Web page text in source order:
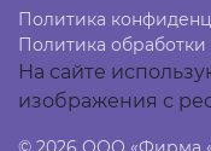
Политика
Политика
На сайте
изображения с